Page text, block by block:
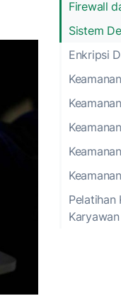
Firewall
Sistem
Enkripsi
Pelatihan
Karyawan